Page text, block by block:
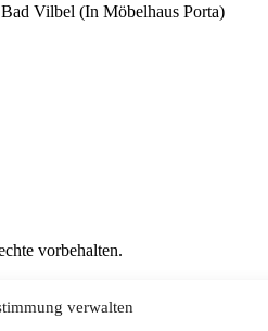
verwalten
Vilbel (In Möbelhaus Porta)
vorbehalten.